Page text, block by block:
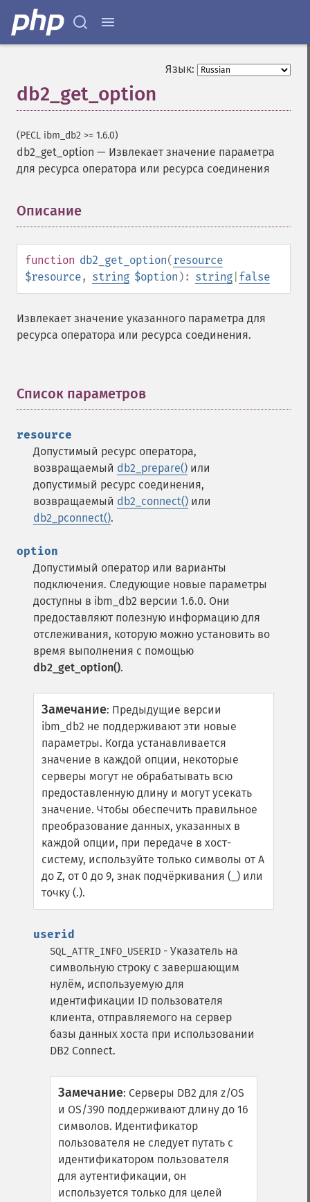
Язык:
db2_get_option
(PECL ibm_db2 >= 1.6.0)
db2_get_option — Извлекает значение параметра
для ресурса оператора или ресурса соединения
Описание
function db2_get_option(resource
$resource, string $option ): string false
Извлекает значение указанного параметра для
ресурса оператора или ресурса соединения.
Список параметров
resource
Допустимый ресурс оператора,
возвращаемый db2_prepare() или
допустимый ресурс соединения,
возвращаемый db2_connect() или
db2_pconnect().
option
Допустимый оператор или варианты
подключения. Следующие новые параметры
доступны в ibm_db2 версии 1.6.0. Они
предоставляют полезную информацию для
отслеживания, которую можно установить во
время выполнения с помощью
db2_get_option().
Замечание: Предыдущие версии
ibm_db2 не поддерживают эти новые
параметры. Когда устанавливается
значение в каждой опции, некоторые
серверы могут не обрабатывать всю
предоставленную длину и могут усекать
значение. Чтобы обеспечить правильное
преобразование данных, указанных в
каждой опции, при передаче в хост-
систему, используйте только символы от A
до Z, от 0 до 9, знак подчёркивания (_) или
точку (.).
userid
SQL_ATTR_INFO_USERID - Указатель на
символьную строку с завершающим
нулём, используемую для
идентификации ID пользователя
клиента, отправляемого на сервер
базы данных хоста при использовании
DB2 Connect.
Замечание: Серверы DB2 для z/OS
и OS/390 поддерживают длину до 16
символов. Идентификатор
пользователя не следует путать с
идентификатором пользователя
для аутентификации, он
используется только для целей